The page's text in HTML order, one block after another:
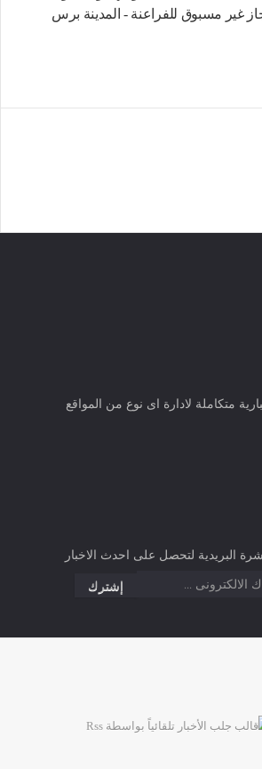
غير مسبوق للفراعنة - المدينة برس
متكاملة لادارة اى نوع من المواقع
البريدية لتحصل على احدث الاخبار